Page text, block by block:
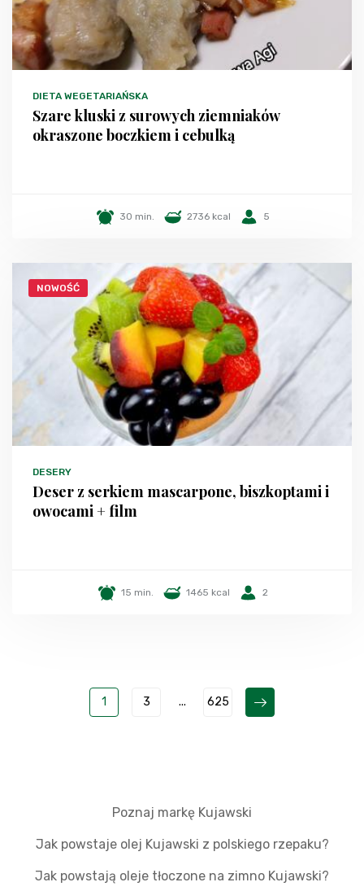
DIETA WEGETARIAŃSKA
Szare kluski z surowych ziemniaków
okraszone boczkiem i cebulką
30 min. 2736 kcal 5
NOWOŚĆ
DESERY
Deser z serkiem mascarpone, biszkoptami i
owocami + film
15 min. 1465 kcal 2
1 3 ... 625
Poznaj markę Kujawski
Jak powstaje olej Kujawski z polskiego rzepaku?
Jak powstają oleje tłoczone na zimno Kujawski?